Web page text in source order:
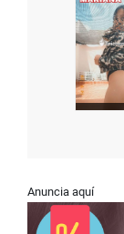
Anuncia aquí